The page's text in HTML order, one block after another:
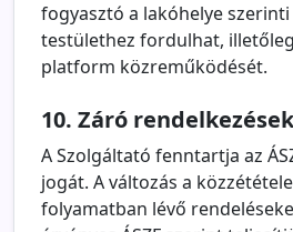
fogyasztó a lakóhelye
testülethez fordulhat,
platform közreműködését.
10. Záró rendelkezések
A Szolgáltató fenntartja az
jogát. A változás a
folyamatban lévő